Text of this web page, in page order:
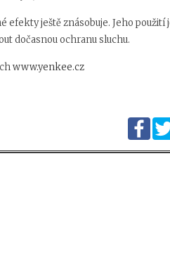
ještě znásobuje. Jeho použití
dočasnou ochranu sluchu.
www.yenkee.cz